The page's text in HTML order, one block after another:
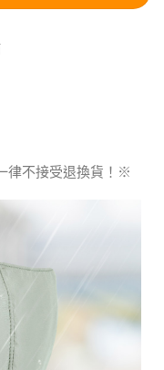
律不接受退換貨！※